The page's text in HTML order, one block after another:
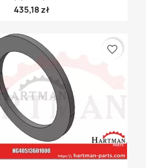
435,18 zł
favorite_border